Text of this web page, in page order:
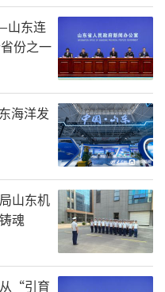
·成都双年展”最
即使不关注展览和
看到它。很多人在
，聊起自己的学生
和那些共同经历过
山东连
份之一
海洋发
山东机
魂
“引育